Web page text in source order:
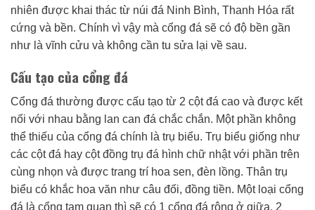
nhiên được khai thác từ núi đá Ninh Bình, Thanh Hóa rất
cứng và bền. Chính vì vậy mà cổng đá sẽ có độ bền gần
như là vĩnh cửu và không cần tu sửa lại về sau.
Cấu tạo của cổng đá
Cổng đá thường được cấu tạo từ 2 cột đá cao và được kết
nối với nhau bằng lan can đá chắc chắn. Một phần không
thể thiếu của cổng đá chính là trụ biểu. Trụ biểu giống như
các cột đá hay cột đồng trụ đá hình chữ nhật với phần trên
cùng nhọn và được trang trí hoa sen, đèn lồng. Thân trụ
biểu có khắc hoa văn như câu đối, đồng tiền. Một loại cổng
đá là cổng tam quan thì sẽ có 1 cổng đá rộng ở giữa, 2